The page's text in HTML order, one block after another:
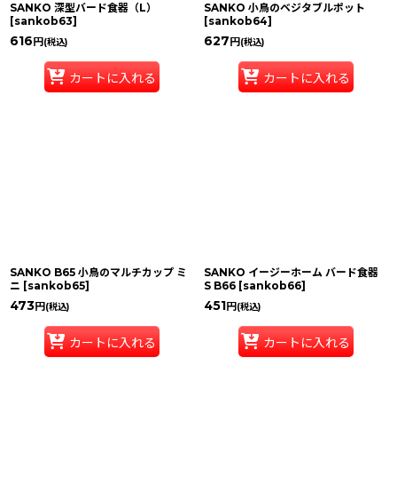
SANKO 深型バード食器（L）
[sankob63]
616 円 (税込)
カートに入れる
SANKO 小鳥のベジタブルポット
[sankob64]
627 円 (税込)
カートに入れる
SANKO B65 小鳥のマルチカップ ミ
ニ [sankob65]
473円 (税込)
カートに入れる
SANKO イージーホーム バード食器
S B66 [sankob66]
451円 (税込)
カートに入れる